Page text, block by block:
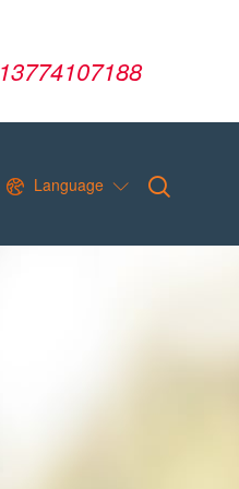
13774107188
Language  